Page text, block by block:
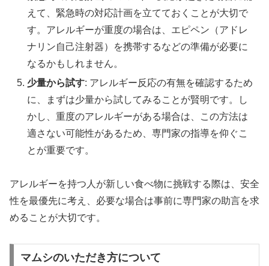
えて、緊急時の対応計画を立てておくことが大切で
す。アレルギーが重度の場合は、エピペン（アドレ
ナリン自己注射器）を携帯するなどの準備が必要に
なるかもしれません。
少量から試す: アレルギー反応の有無を確認するため
に、まずは少量から試してみることが賢明です。し
かし、重度のアレルギーがある場合は、この方法は
適さない可能性があるため、専門家の指導を仰ぐこ
とが重要です。
アレルギーを持つ人が新しい食べ物に挑戦する際は、安全
性を最優先に考え、必要な場合は事前に専門家の助言を求
めることが大切です。
マムシのいただき方について